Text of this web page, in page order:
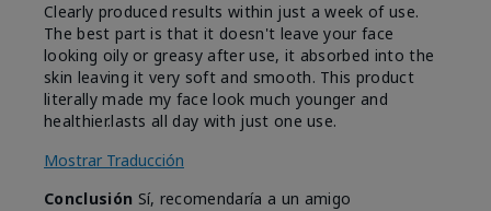
Clearly produced results within just a week of use.
The best part is that it doesn't leave your face
looking oily or greasy after use, it absorbed into the
skin leaving it very soft and smooth. This product
literally made my face look much younger and
healthier.lasts all day with just one use.
Mostrar Traducción
Conclusión Sí, recomendaría a un amigo